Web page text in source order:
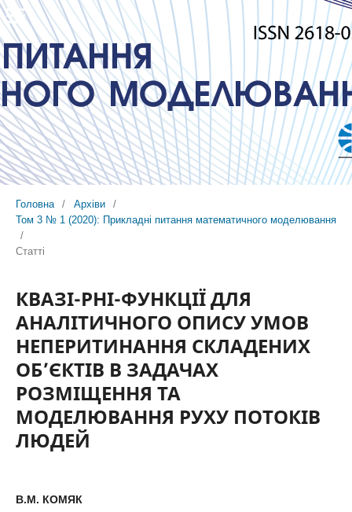
Головна / Архіви
/
Том 3 № 1 (2020): Прикладні питання математичного моделювання
/
Статті
КВАЗІ-PHI-ФУНКЦІЇ ДЛЯ
АНАЛІТИЧНОГО ОПИСУ УМОВ
НЕПЕРИТИНАННЯ СКЛАДЕНИХ
ОБ’ЄКТІВ В ЗАДАЧАХ
РОЗМІЩЕННЯ ТА
МОДЕЛЮВАННЯ РУХУ ПОТОКІВ
ЛЮДЕЙ
В.М. КОМЯК